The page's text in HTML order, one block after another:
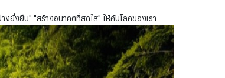
ยั่งยืน" "สร้างอนาคตที่สดใส" ให้กับโลกของเรา